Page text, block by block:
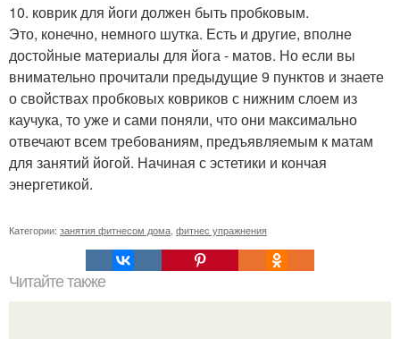
10. коврик для йоги должен быть пробковым.
Это, конечно, немного шутка. Есть и другие, вполне
достойные материалы для йога - матов. Но если вы
внимательно прочитали предыдущие 9 пунктов и знаете
о свойствах пробковых ковриков с нижним слоем из
каучука, то уже и сами поняли, что они максимально
отвечают всем требованиям, предъявляемым к матам
для занятий йогой. Начиная с эстетики и кончая
энергетикой.
Категории: занятия фитнесом дома фитнес упражнения
Читайте также